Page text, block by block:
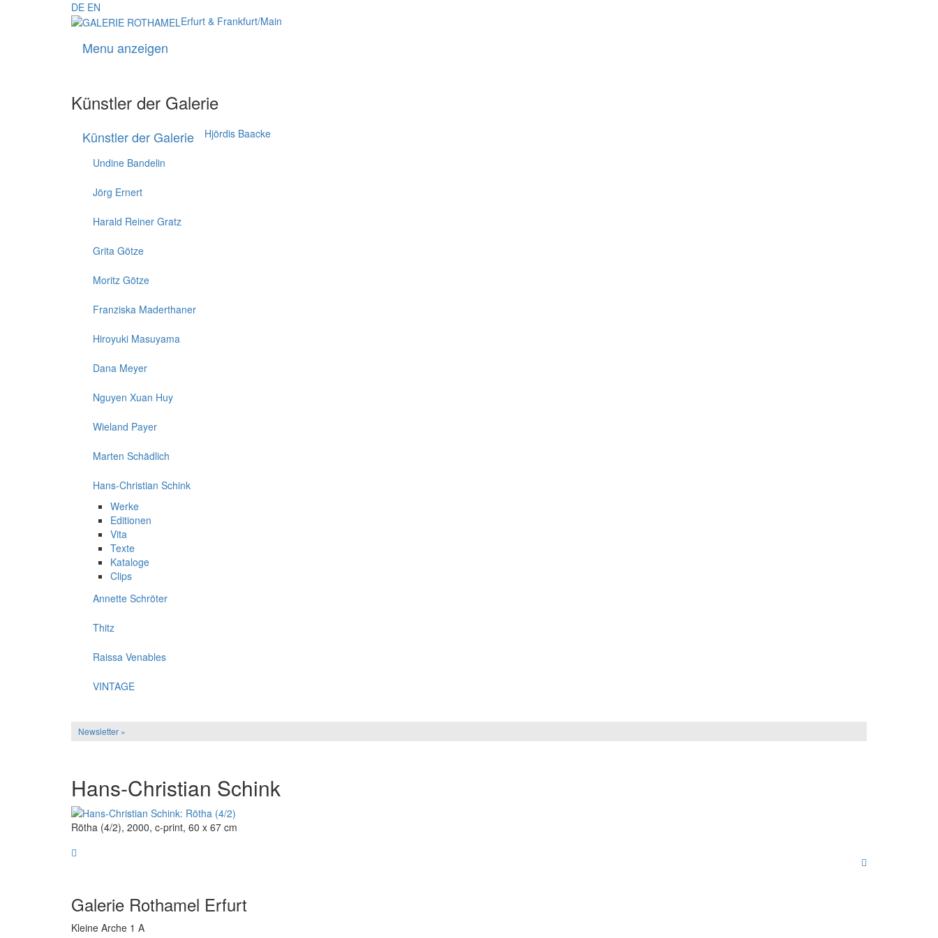
DE EN
Erfurt & Frankfurt/Main
Menu anzeigen
Künstler der Galerie
Künstler der Galerie Hjördis Baacke
Undine Bandelin
Jörg Ernert
Harald Reiner Gratz
Grita Götze
Moritz Götze
Franziska Maderthaner
Hiroyuki Masuyama
Dana Meyer
Nguyen Xuan Huy
Wieland Payer
Marten Schädlich
Hans-Christian Schink
Werke
Editionen
Vita
Texte
Kataloge
Clips
Annette Schröter
Thitz
Raissa Venables
VINTAGE
Newsletter »
Hans-Christian Schink
Rötha (4/2), 2000, c-print, 60 x 67 cm
Galerie Rothamel Erfurt
Kleine Arche 1 A